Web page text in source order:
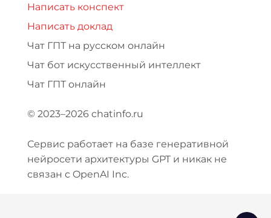
Написать конспект
Написать доклад
Чат ГПТ на русском онлайн
Чат бот искусственный интеллект
Чат ГПТ онлайн
© 2023–2026 chatinfo.ru
Сервис работает на базе генеративной
нейросети архитектуры GPT и никак не
связан с OpenAI Inc.